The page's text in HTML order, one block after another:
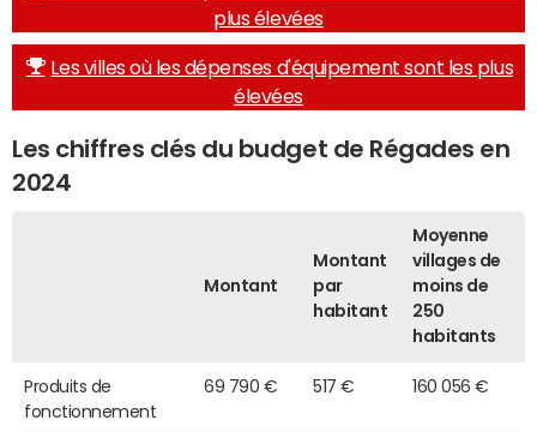
plus élevées
Les villes où les dépenses d'équipement sont les plus
élevées
Les chiffres clés du budget de Régades en
2024
Montant
Montant
par
habitant
Moyenne
villages de
moins de
250
habitants
Produits de
fonctionnement
69 790 € 517 € 160 056 €